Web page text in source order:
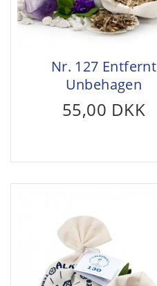
Nr. 127 Entfernt
Unbehagen
55,00 DKK